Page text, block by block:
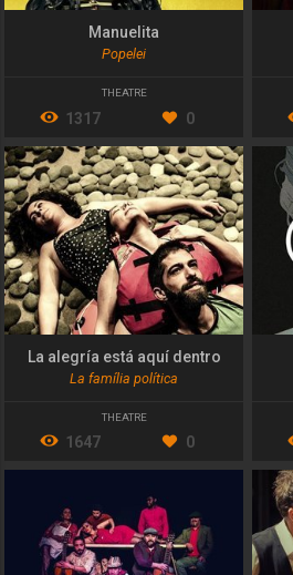
Manuelita
Popelei
THEATRE
1317 0
La alegría está aquí dentro
La família política
THEATRE
1647 0